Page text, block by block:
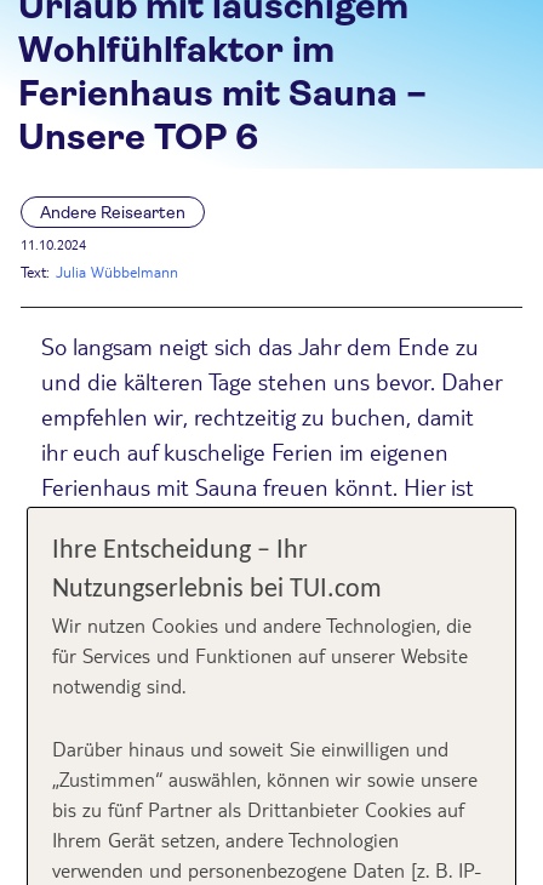
Wohlfühlfaktor im
Ferienhaus mit Sauna –
Unsere TOP 6
Andere Reisearten
11.10.2024
Text: Julia Wübbelmann
So langsam neigt sich das Jahr dem Ende zu
und die kälteren Tage stehen uns bevor. Daher
empfehlen wir, rechtzeitig zu buchen, damit
ihr euch auf kuschelige Ferien im eigenen
Ferienhaus mit Sauna freuen könnt. Hier ist
Der Herbst steht vor der Tür und so langsam
kommen wieder Zeiten, in denen es frischer wird! An
diesen Tagen werdet ihr euch mächtig freuen, wenn
ihr euch nach einem abenteuerlichen Tag an der
aufwärmen und dem Körper etwas Gutes tun könnt.
In diesem Blogbeitrag erfahrt ihr mehr über
Ferienhäuser mit Sauna.
Ihre Entscheidung – Ihr
Nutzungserlebnis bei TUI.com
Wir nutzen Cookies und andere Technologien, die
für Services und Funktionen auf unserer Website
notwendig sind.
Darüber hinaus und soweit Sie einwilligen und
„Zustimmen“ auswählen, können wir sowie unsere
bis zu fünf Partner als Drittanbieter Cookies auf
Ihrem Gerät setzen, andere Technologien
verwenden und personenbezogene Daten [z. B. IP-